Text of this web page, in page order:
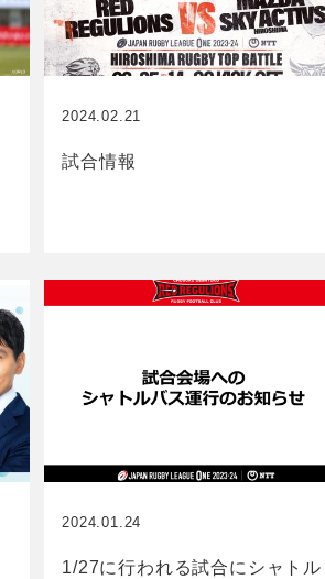
2024.02.21
試合情報
2024.01.24
1/27に行われる試合にシャトル